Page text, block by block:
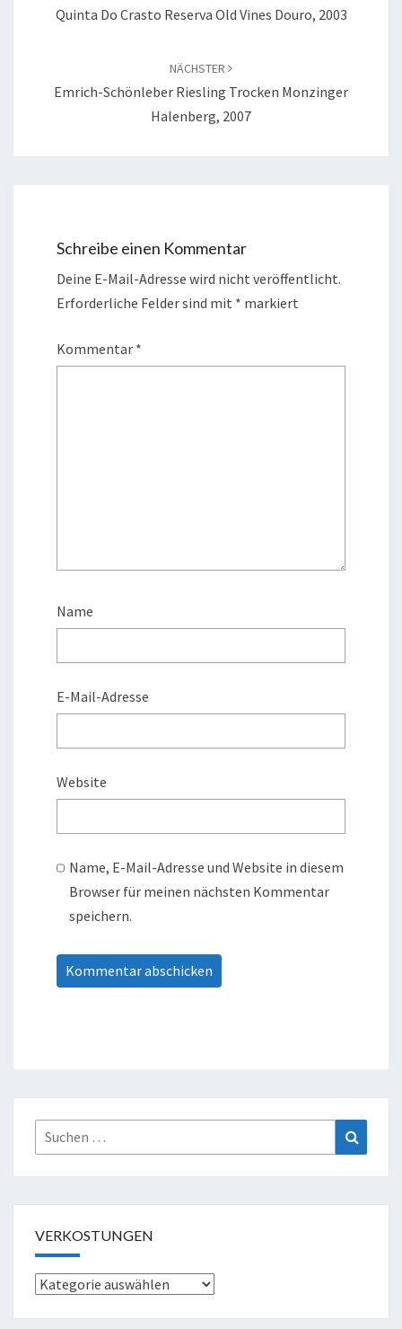
Quinta Do Crasto Reserva Old Vines Douro, 2003
NÄCHSTER
Emrich-Schönleber Riesling Trocken Monzinger
Halenberg, 2007
Schreibe einen Kommentar
Deine E-Mail-Adresse wird nicht veröffentlicht.
Erforderliche Felder sind mit * markiert
Kommentar *
Name
E-Mail-Adresse
Website
Name, E-Mail-Adresse und Website in diesem
Browser für meinen nächsten Kommentar
speichern.
Suche
nach:
VERKOSTUNGEN
Verkostungen